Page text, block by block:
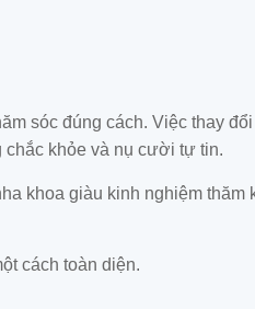
sóc đúng cách. Việc thay
chắc khỏe và nụ cười tự tin.
khoa giàu kinh nghiệm thăm
cách toàn diện.